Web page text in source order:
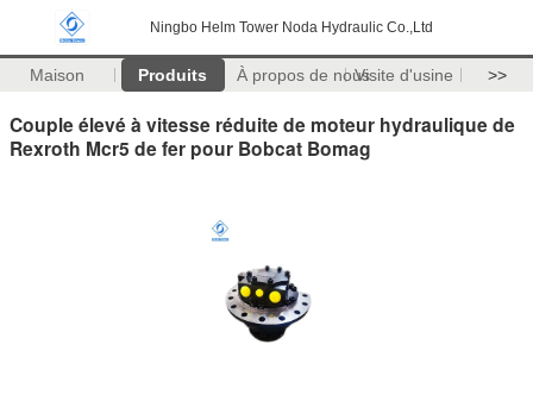
Ningbo Helm Tower Noda Hydraulic Co.,Ltd
Maison Produits À propos de nousVisite d'usine >>
Couple élevé à vitesse réduite de moteur hydraulique de
Rexroth Mcr5 de fer pour Bobcat Bomag